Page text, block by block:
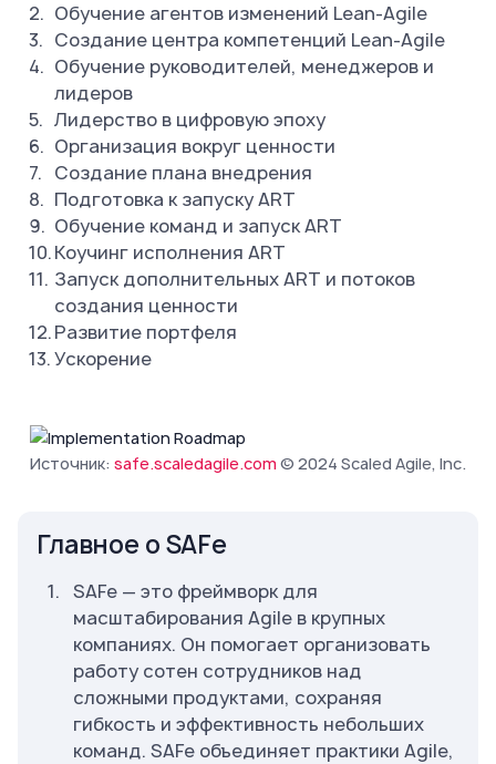
Обучение агентов изменений Lean-Agile
Создание центра компетенций Lean-Agile
Обучение руководителей, менеджеров и
лидеров
Лидерство в цифровую эпоху
Организация вокруг ценности
Создание плана внедрения
Подготовка к запуску ART
Обучение команд и запуск ART
Коучинг исполнения ART
Запуск дополнительных ART и потоков
создания ценности
Развитие портфеля
Ускорение
Источник: safe.scaledagile.com © 2024 Scaled Agile, Inc.
Главное о SAFe
SAFe — это фреймворк для
масштабирования Agile в крупных
компаниях. Он помогает организовать
работу сотен сотрудников над
сложными продуктами, сохраняя
гибкость и эффективность небольших
команд. SAFe объединяет практики Agile,